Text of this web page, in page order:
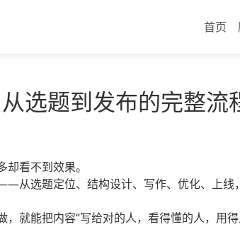
首页
选题到发布的完整流
看不到效果。
从选题定位、结构设计、写作、优化、上线
就能把内容“写给对的人，看得懂的人，用